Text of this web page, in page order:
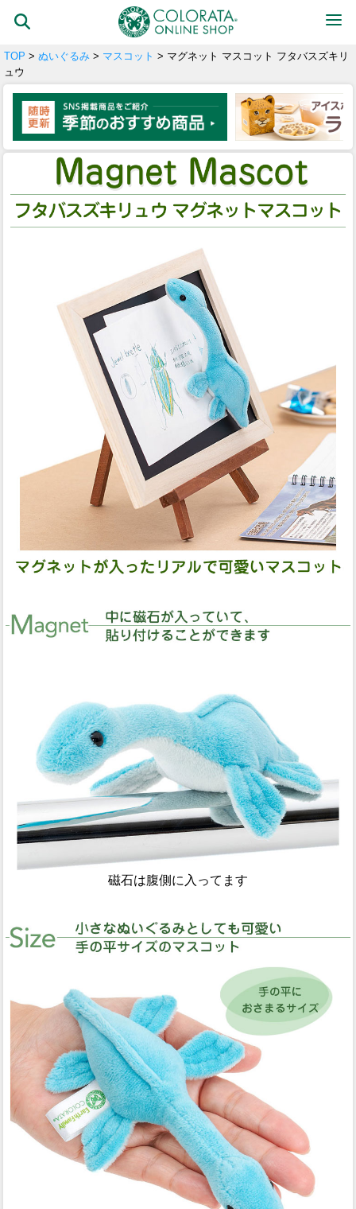
TOP > ぬいぐるみ > マスコット > マグネット マスコット フタバスズキリ
ュウ
磁石は腹側に入ってます